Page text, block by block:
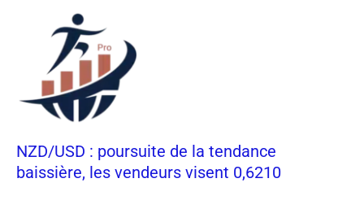
NZD/USD : poursuite de la tendance
baissière, les vendeurs visent 0,6210